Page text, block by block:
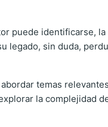
puede identificarse,
legado, sin duda,
temas
la complejidad